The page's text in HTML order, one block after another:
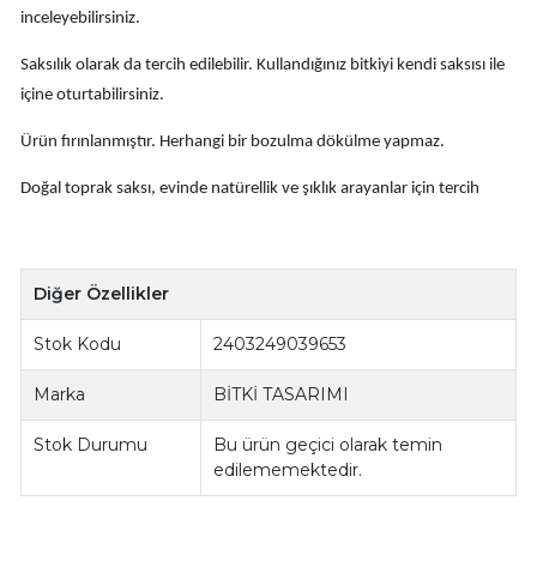
inceleyebilirsiniz.
Saksılık olarak da tercih edilebilir. Kullandığınız bitkiyi kendi saksısı ile
içine oturtabilirsiniz.
Ürün fırınlanmıştır. Herhangi bir bozulma dökülme yapmaz.
Doğal toprak saksı, evinde natürellik ve şıklık arayanlar için tercih
Diğer Özellikler
Stok Kodu 2403249039653
Marka BİTKİ TASARIMI
Stok Durumu
Bu ürün geçici olarak temin
edilememektedir.